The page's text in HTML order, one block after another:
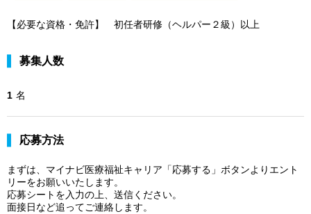
【必要な資格・免許】 初任者研修（ヘルパー２級）以上
募集人数
1 名
応募方法
まずは、マイナビ医療福祉キャリア「応募する」ボタンよりエント
リーをお願いいたします。
応募シートを入力の上、送信ください。
面接日など追ってご連絡します。